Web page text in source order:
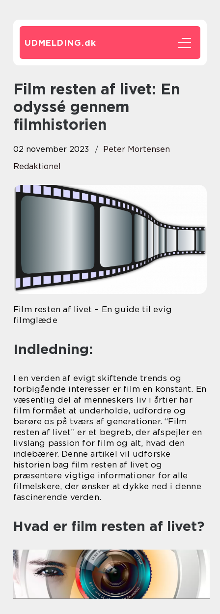
UDMELDING.dk
Film resten af livet: En
odyssé gennem
filmhistorien
02 november 2023
Peter Mortensen
Redaktionel
Film resten af livet – En guide til evig
filmglæde
Indledning:
I en verden af evigt skiftende trends og
forbigående interesser er film en konstant. En
væsentlig del af menneskers liv i årtier har
film formået at underholde, udfordre og
berøre os på tværs af generationer. “Film
resten af livet” er et begreb, der afspejler en
livslang passion for film og alt, hvad den
indebærer. Denne artikel vil udforske
historien bag film resten af livet og
præsentere vigtige informationer for alle
filmelskere, der ønsker at dykke ned i denne
fascinerende verden.
Hvad er film resten af livet?